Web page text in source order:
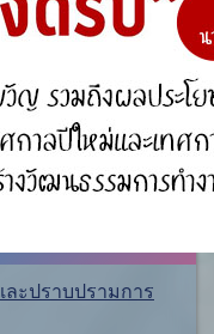
ะปราบปรามการ